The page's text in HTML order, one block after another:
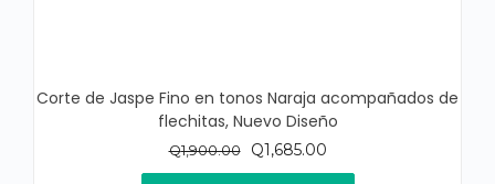
Corte de Jaspe Fino en tonos Naraja acompañados de
flechitas, Nuevo Diseño
Q1,900.00
El
precio
Q1,685.00El
precio